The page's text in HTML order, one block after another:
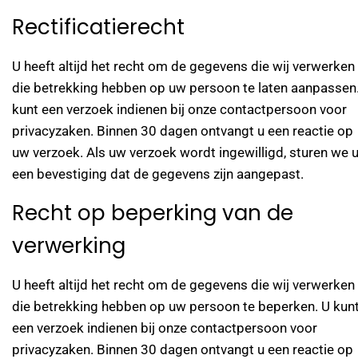
Rectificatierecht
U heeft altijd het recht om de gegevens die wij verwerken
die betrekking hebben op uw persoon te laten
kunt een verzoek indienen bij onze contactpersoon voor
privacyzaken. Binnen 30 dagen ontvangt u een reactie op
uw verzoek. Als uw verzoek wordt ingewilligd, sturen we u
een bevestiging dat de gegevens zijn aangepast.
Recht op beperking van de
verwerking
U heeft altijd het recht om de gegevens die wij verwerken
die betrekking hebben op uw persoon te beperken. U
een verzoek indienen bij onze contactpersoon voor
privacyzaken. Binnen 30 dagen ontvangt u een reactie op